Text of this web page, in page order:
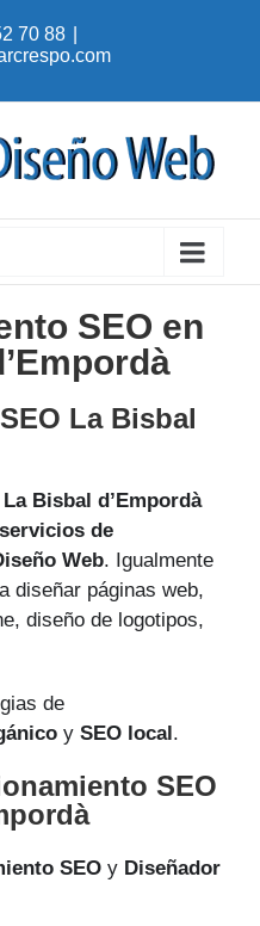
70 88
SEO en
La Bisbal
Bisbal d’Empordà
servicios de
Web. Igualmente
diseñar páginas web,
diseño de logotipos,
de
y SEO local .
SEO
SEO y Diseñador